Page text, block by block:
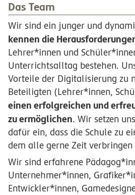
Das Team
Wir sind ein junger und
kennen die
Lehrer*innen und
Unterrichtsalltag bestehen.
Vorteile der Digitalisierung zu
Beteiligten (Lehrer*innen,
einen erfolgreichen und
zu ermöglichen. Wir setzen
dafür ein, dass die Schule zu
dem alle gerne Zeit
Wir sind erfahrene
Unternehmer*innen,
Entwickler*innen,